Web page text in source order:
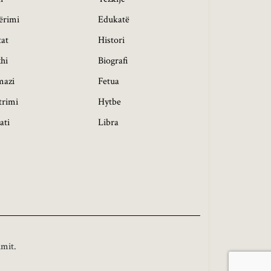
Edukatë
Histori
Biografi
Fetua
Hytbe
Libra